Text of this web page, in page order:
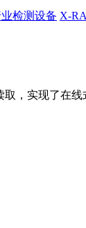
检测设备 X-
，实现了在线